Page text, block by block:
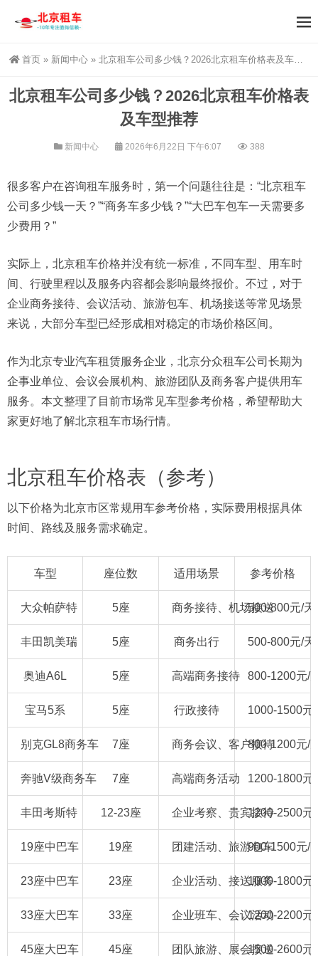
首页 » 新闻中心 » 北京租车公司多少钱？2026北京租车价格表及车型推荐
北京租车公司多少钱？2026北京租车价格表
及车型推荐
新闻中心 2026年6月22日 下午6:07 388
很多客户在咨询租车服务时，第一个问题往往是：“北京租车
公司多少钱一天？”“商务车多少钱？”“大巴车包车一天需要多
少费用？”
实际上，北京租车价格并没有统一标准，不同车型、用车时
间、行驶里程以及服务内容都会影响最终报价。不过，对于
企业商务接待、会议活动、旅游包车、机场接送等常见场景
来说，大部分车型已经形成相对稳定的市场价格区间。
作为北京专业汽车租赁服务企业，北京分众租车公司长期为
企事业单位、会议会展机构、旅游团队及商务客户提供用车
服务。本文整理了目前市场常见车型参考价格，希望帮助大
家更好地了解北京租车市场行情。
北京租车价格表（参考）
以下价格为北京市区常规用车参考价格，实际费用根据具体
时间、路线及服务需求确定。
车型 座位数 适用场景 参考价格
大众帕萨特 5座 商务接待、机场接送500-800元/天
丰田凯美瑞 5座 商务出行 500-800元/天
奥迪A6L 5座 高端商务接待 800-1200元/
宝马5系 5座 行政接待 1000-1500元
别克GL8商务车 7座 商务会议、客户接待800-1200元/
奔驰V级商务车 7座 高端商务活动 1200-1800元
丰田考斯特 12-23座 企业考察、贵宾接待1200-2500元
19座中巴车 19座 团建活动、旅游包车900-1500元/
23座中巴车 23座 企业活动、接送服务1000-1800元
33座大巴车 33座 企业班车、会议活动1200-2200元
45座大巴车 45座 团队旅游、展会接送1500-2600元